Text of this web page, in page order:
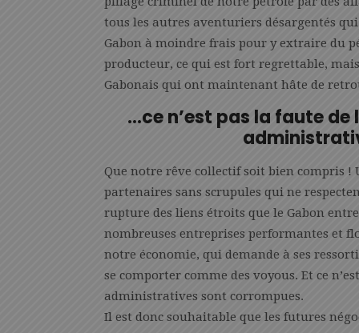
tous les autres aventuriers désargentés
Gabon à moindre frais pour y extraire du
producteur, ce qui est fort regrettable,
Gabonais qui ont maintenant hâte de
…ce n’est pas la faute
Que notre rêve collectif soit bien compris !
partenaires sans scrupules qui ne
rupture des liens étroits que le Gabon
nombreuses entreprises performantes et
notre économie, qui demande à ses
se comporter comme des voyous. Et ce
administratives sont corrompues.
Il est donc souhaitable que les futures